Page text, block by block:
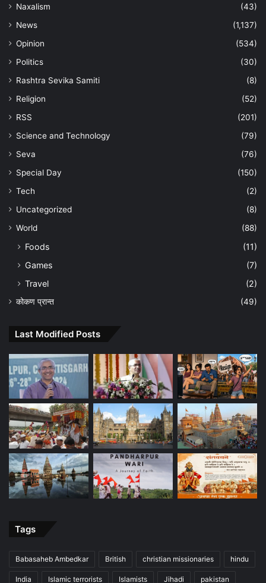
Naxalism
(43)
News
(1,137)
Opinion
(534)
Politics
(30)
Rashtra Sevika Samiti
(8)
Religion
(52)
RSS
(201)
Science and Technology
(79)
Seva
(76)
Special Day
(150)
Tech
(2)
Uncategorized
(8)
World
(88)
Foods
(11)
Games
(7)
Travel
(2)
कोकण प्रान्त (49)
Last Modified Posts
Tags
Babasaheb Ambedkar British christian missionaries hindu
India Islamic terrorists Islamists Jihadi pakistan